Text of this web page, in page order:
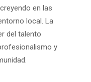
en las
local. La
del talento
y